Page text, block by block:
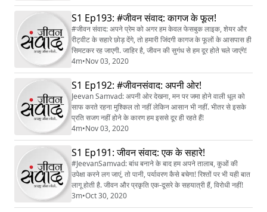
S1 Ep193: #जीवन संवाद: कागज के फूल!
#जीवन संवाद: अपने प्रेम को अगर हम केवल फेसबुक लाइक, शेयर और
रीट्वीट के सहारे छोड़ देंगे, तो हमारी जिंदगी कागज के फूलों के आसपास ही
सिमटकर रह जाएगी. जाहिर है, जीवन की सुगंध से हम दूर होते चले जाएंगे!
4m•Nov 03, 2020
S1 Ep192: #जीवनसंवाद: अपनी ओर!
Jeevan Samvad: अपनी ओर देखना, मन पर जमा होने वाली धूल को
साफ करते रहना मुश्किल तो नहीं लेकिन आसान भी नहीं. भीतर से इसके
प्रति सजग नहीं होने के कारण हम इससे दूर ही रहते हैं!
4m•Nov 03, 2020
S1 Ep191: जीवन संवाद: एक के सहारे!
#JeevanSamvad: बांध बनाने के बाद हम अपने तालाब, कुओं की
उपेक्षा करने लग जाएं, तो पानी, पर्यावरण कैसे बचेगा! रिश्‍तों पर भी यही बात
लागू होती है. जीवन और प्रकृति एक-दूसरे के सहयात्री हैं, विरोधी नहीं!
3m•Oct 30, 2020